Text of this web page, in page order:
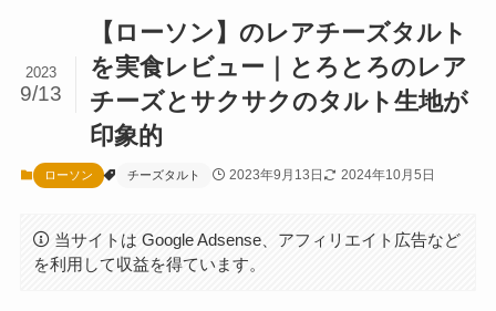
【ローソン】のレアチーズタルト
を実食レビュー｜とろとろのレア
チーズとサクサクのタルト生地が
印象的
2023
9/13
ローソン チーズタルト 2023年9月13日 2024年10月5日
当サイトは Google Adsense、アフィリエイト広告など
を利用して収益を得ています。